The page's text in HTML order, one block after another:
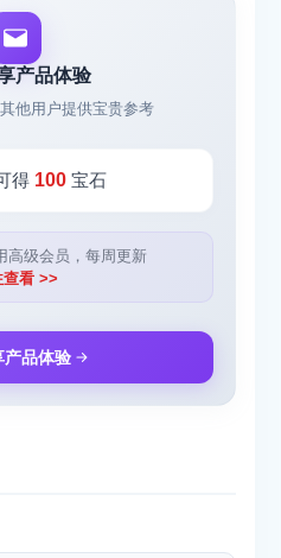
产品体验
他用户提供宝贵参考
得 100宝石
高级会员，每周更新
查看 >>
产品体验